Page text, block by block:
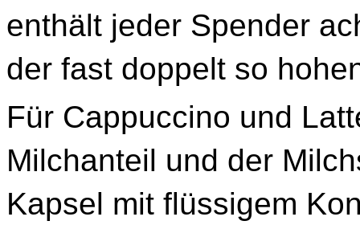
enthält jeder Spender
der fast doppelt so
Für Cappuccino und
Milchanteil und der
Kapsel mit flüssigem